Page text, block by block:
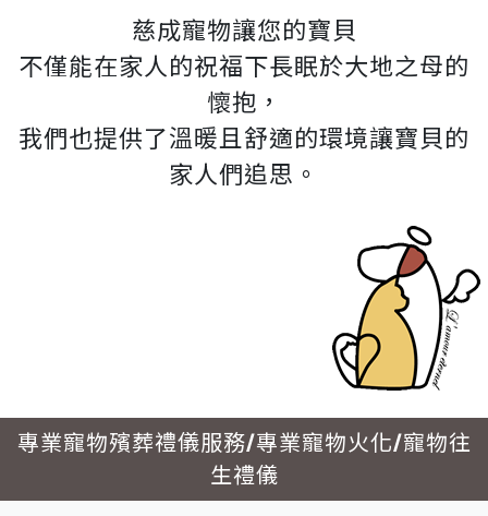
慈成寵物讓您的寶貝
不僅能在家人的祝福下長眠於大地之母的
懷抱，
我們也提供了溫暖且舒適的環境讓寶貝的
家人們追思。
專業寵物殯葬禮儀服務/專業寵物火化/寵物往
生禮儀